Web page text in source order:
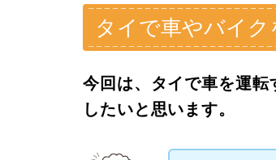
タイで車やバイク
今回は、タイで車を運転
したいと思います。